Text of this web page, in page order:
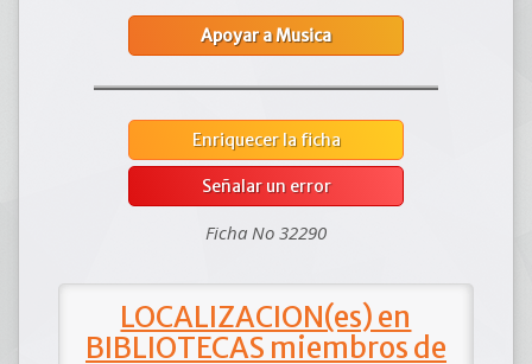
Apoyar a Musica
Enriquecer la ficha
Señalar un error
Ficha No 32290
LOCALIZACION(es) en
BIBLIOTECAS miembros de